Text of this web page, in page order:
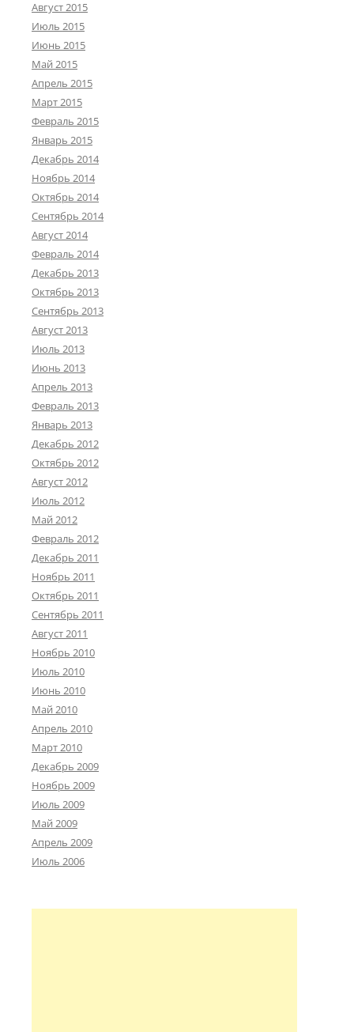
Август 2015
Июль 2015
Июнь 2015
Май 2015
Апрель 2015
Март 2015
Февраль 2015
Январь 2015
Декабрь 2014
Ноябрь 2014
Октябрь 2014
Сентябрь 2014
Август 2014
Февраль 2014
Декабрь 2013
Октябрь 2013
Сентябрь 2013
Август 2013
Июль 2013
Июнь 2013
Апрель 2013
Февраль 2013
Январь 2013
Декабрь 2012
Октябрь 2012
Август 2012
Июль 2012
Май 2012
Февраль 2012
Декабрь 2011
Ноябрь 2011
Октябрь 2011
Сентябрь 2011
Август 2011
Ноябрь 2010
Июль 2010
Июнь 2010
Май 2010
Апрель 2010
Март 2010
Декабрь 2009
Ноябрь 2009
Июль 2009
Май 2009
Апрель 2009
Июль 2006